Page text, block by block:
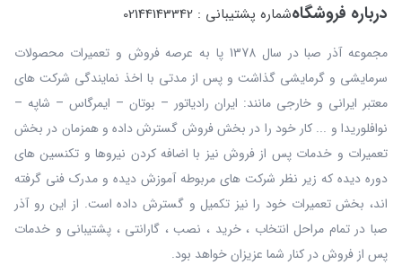
درباره فروشگاهشماره پشتیبانی : 02144143342
مجموعه آذر صبا در سال 1378 پا به عرصه فروش و تعمیرات محصولات
سرمایشی و گرمایشی گذاشت و پس از مدتی با اخذ نمایندگی شرکت های
معتبر ایرانی و خارجی مانند: ایران رادیاتور – بوتان – ایمرگاس – شاپه –
نوافلوریدا و ... کار خود را در بخش فروش گسترش داده و همزمان در بخش
تعمیرات و خدمات پس از فروش نیز با اضافه کردن نیروها و تکنسین های
دوره دیده که زیر نظر شرکت های مربوطه آموزش دیده و مدرک فنی گرفته
اند، بخش تعمیرات خود را نیز تکمیل و گسترش داده است. از این رو آذر
صبا در تمام مراحل انتخاب ، خرید ، نصب ، گارانتی ، پشتیبانی و خدمات
پس از فروش در کنار شما عزیزان خواهد بود.